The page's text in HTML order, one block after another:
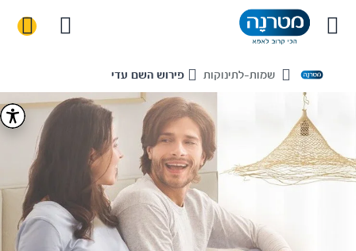
Home שמות-לתינוקות פירוש השם עדי